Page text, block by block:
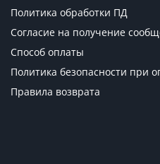
Политика обработки ПД
Согласие на получение
Способ оплаты
Политика безопасности при
Правила возврата